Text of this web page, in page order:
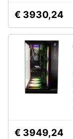
€ 3930,24
€ 3949,24